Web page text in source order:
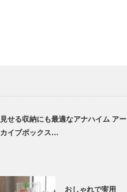
見せる収納にも最適なアナハイム アー
カイブボックス…
おしゃれで実用